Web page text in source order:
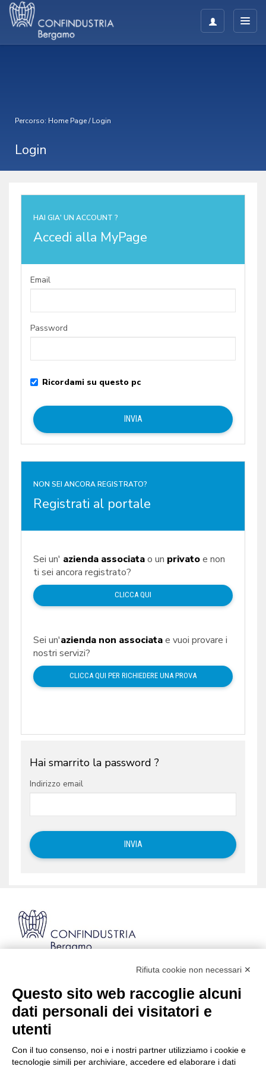
Percorso: Home Page/Login
Login
NON SEI ANCORA REGISTRATO?
Registrati al portale
Sei un' azienda associatao un privatoe non
ti sei ancora registrato?
CLICCA QUI
Sei un'azienda non associatae vuoi provare i
nostri servizi?
CLICCA QUI PER RICHIEDERE UNA PROVA
HAI GIA' UN ACCOUNT ?
Accedi alla MyPage
Email
Password
Ricordami su questo pc
Hai smarrito la password ?
Indirizzo email
Codice Fiscale: 80021750163 | PEC:
info@pec.confindustriabergamo.it
CONFINDUSTRIA BERGAMO
Rifiuta cookie non necessari ✕
Questo sito web raccoglie alcuni
dati personali dei visitatori e
utenti
Con il tuo consenso, noi e i nostri partner utilizziamo i cookie e
tecnologie simili per archiviare, accedere ed elaborare i dati